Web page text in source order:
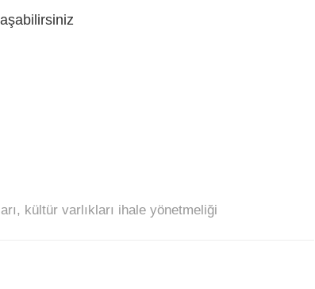
, kültür varlıkları ihale yönetmeliği